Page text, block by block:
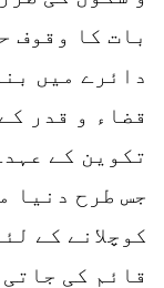
بات کا وقوف
دائرے میں
قضاء و قدر
تکوین کے
جس طرح دنیا
قائم کی